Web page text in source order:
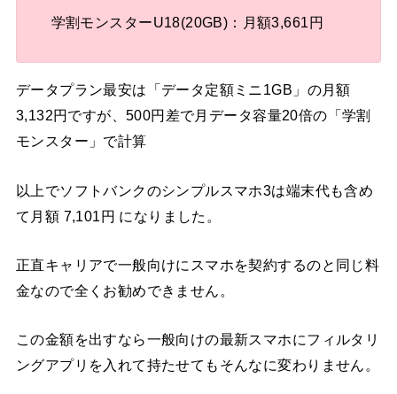
学割モンスターU18(20GB)：月額3,661円
データプラン最安は「データ定額ミニ1GB」の月額
3,132円ですが、500円差で月データ容量20倍の「学割
モンスター」で計算
以上でソフトバンクのシンプルスマホ3は端末代も含め
て月額 7,101円 になりました。
正直キャリアで一般向けにスマホを契約するのと同じ料
金なので全くお勧めできません。
この金額を出すなら一般向けの最新スマホにフィルタリ
ングアプリを入れて持たせてもそんなに変わりません。